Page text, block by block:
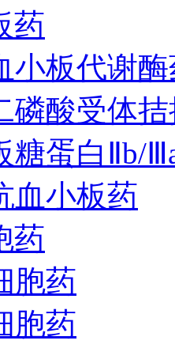
药
小板代谢
磷酸受体
糖蛋白Ⅱb/
血小板药
药
胞药
胞药